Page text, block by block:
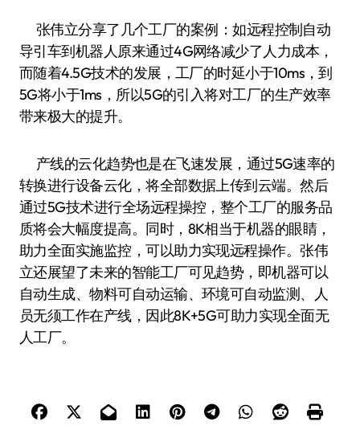
张伟立分享了几个工厂的案例：如远程控制自动
导引车到机器人原来通过4G网络减少了人力成本，
而随着4.5G技术的发展，工厂的时延小于10ms，到
5G将小于1ms，所以5G的引入将对工厂的生产效率
带来极大的提升。
产线的云化趋势也是在飞速发展，通过5G速率的
转换进行设备云化，将全部数据上传到云端。然后
通过5G技术进行全场远程操控，整个工厂的服务品
质将会大幅度提高。同时，8K相当于机器的眼睛，
助力全面实施监控，可以助力实现远程操作。张伟
立还展望了未来的智能工厂可见趋势，即机器可以
自动生成、物料可自动运输、环境可自动监测、人
员无须工作在产线，因此8K+5G可助力实现全面无
人工厂。